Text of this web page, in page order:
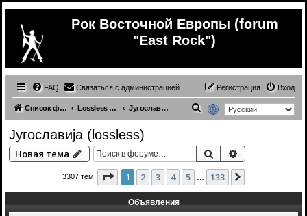
Рок Восточной Европы (forum
"East Rock")
FAQ Связаться с администрацией Вход
Регистрация
Список форумов Lossless (East Europe music) Југославија (lossless)
с
Југославија (lossless)
Новая тема Поиск
3307 тем Страница из 133
1 2 3 4 5 133
Объявления